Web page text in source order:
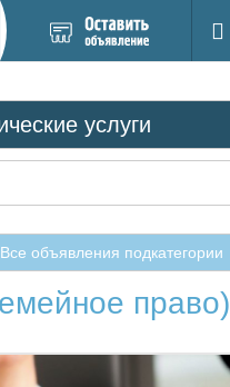
новое
услуги
Все объявления подкатегории
право)